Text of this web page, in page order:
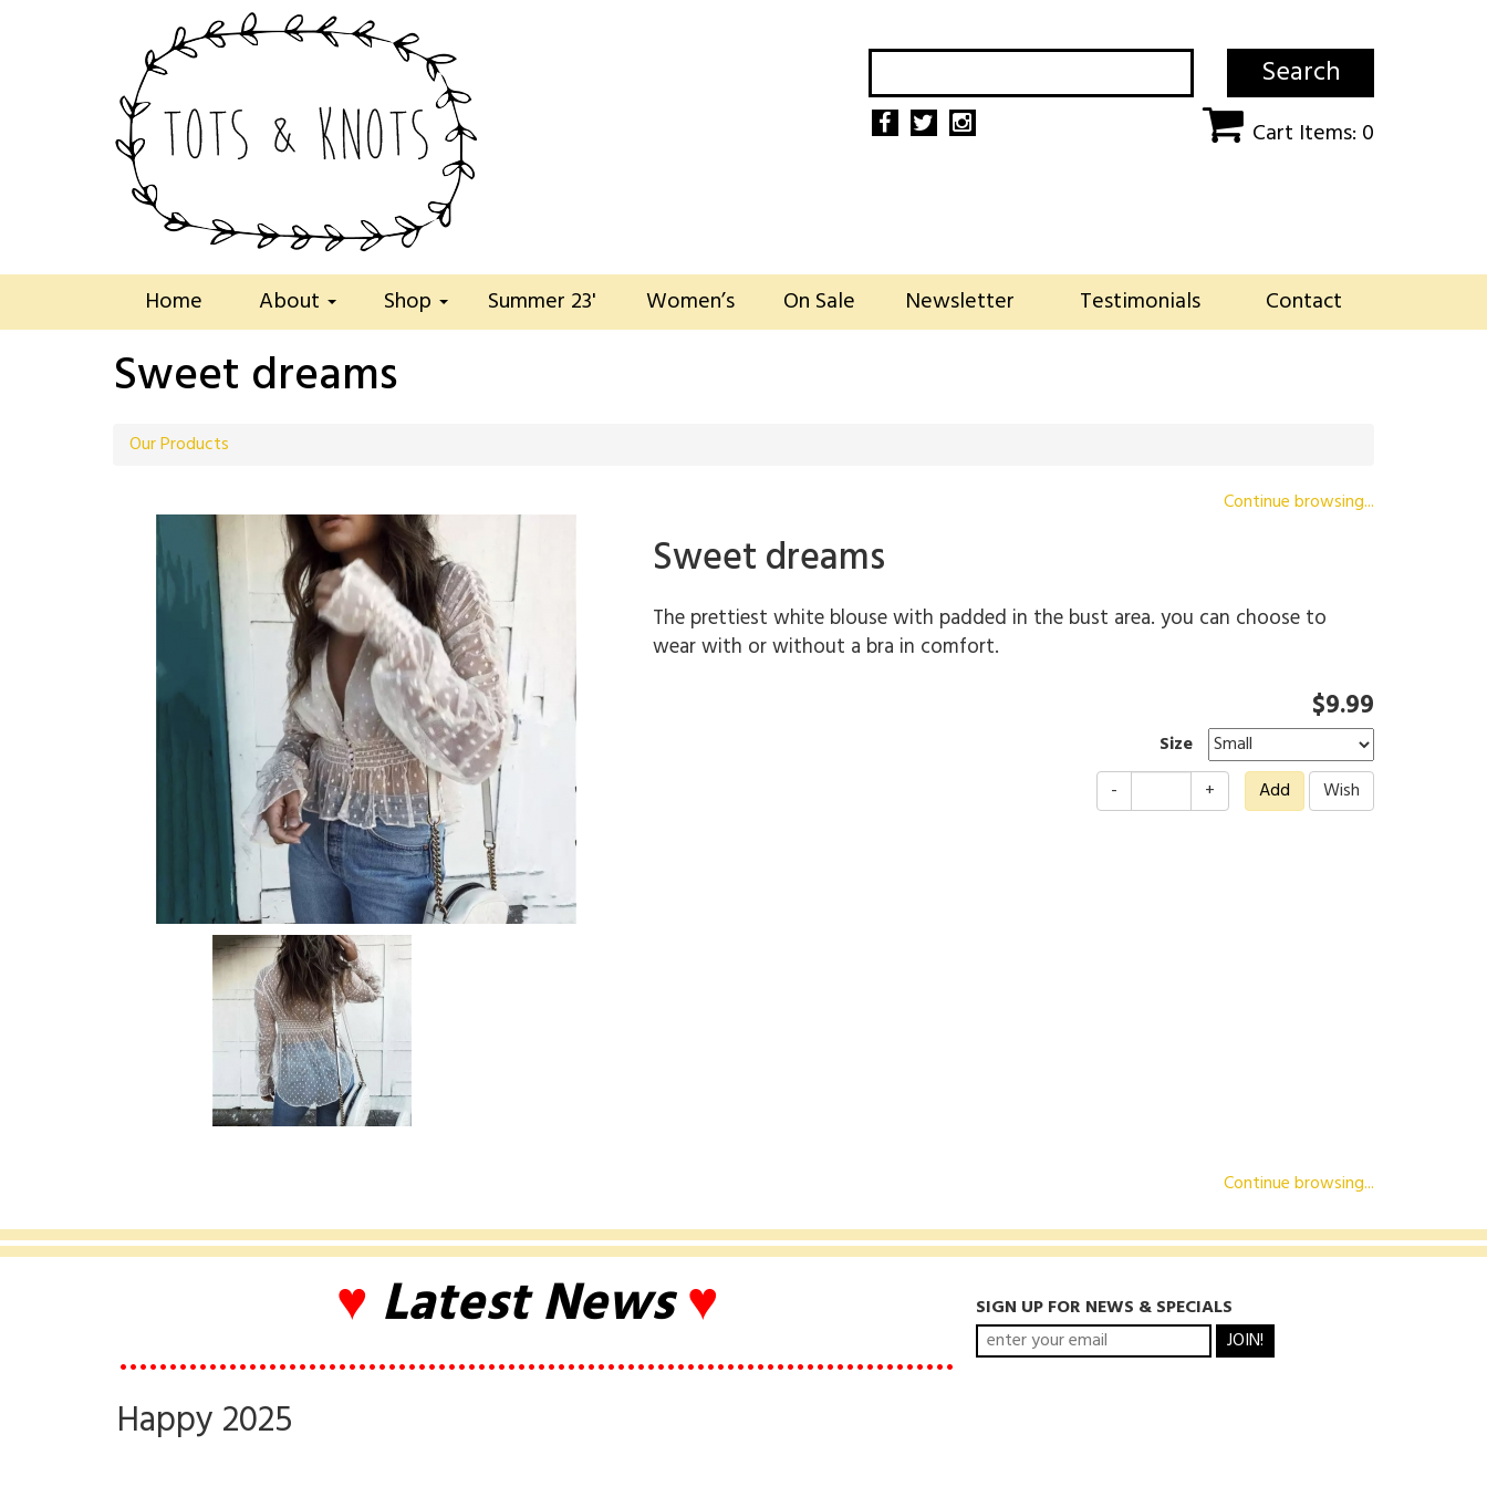
Search
Cart Items: 0
Home About Shop Summer 23' Women’s On Sale Newsletter Testimonials Contact
Sweet dreams
Our Products
Continue browsing...
Sweet dreams
The prettiest white blouse with padded in the bust area. you can choose to
wear with or without a bra in comfort.
$9.99
Size
-
+
Continue browsing...
♥ Latest News♥
••••••••••••••••••••••••••••••••••••••••••••••••••••••••••••••••••••••••••••••••••••
Happy 2025
SIGN UP FOR NEWS & SPECIALS
JOIN!